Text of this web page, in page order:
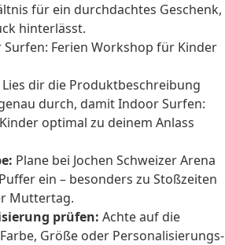
für ein durchdachtes Geschenk,
hinterlässt.
Ferien Workshop für Kinder
Lies dir die Produktbeschreibung
durch, damit Indoor Surfen:
optimal zu deinem Anlass
Plane bei Jochen Schweizer Arena
ein – besonders zu Stoßzeiten
Muttertag.
prüfen: Achte auf die
Größe oder Personalisierungs-